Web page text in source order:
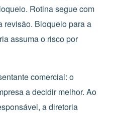
Rotina segue com
revisão. Bloqueio para a
assuma o risco por
comercial: o
a decidir melhor. Ao
a diretoria